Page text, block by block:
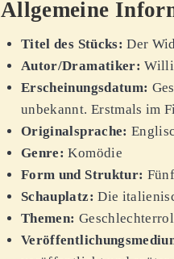
Allgemeine
Titel des Stücks: Der
Autor/Dramatiker:
Erscheinungsdatum:
unbekannt. Erstmals im
Originalsprache:
Genre: Komödie
Form und Struktur:
Schauplatz: Die
Themen: